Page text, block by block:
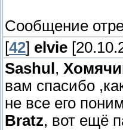
Сообщение
[42] elvie
Sashul ,
вам спасибо
не все его
Bratz, вот ещё